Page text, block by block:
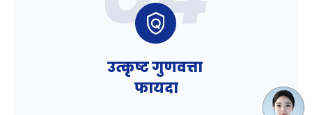
उत्कृष्ट गुणवत्ता
फायदा